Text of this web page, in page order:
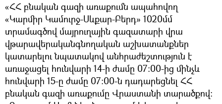
«ՀՀ բնական գազի առաքումն ապահովող
«Կարմիր Կամուրջ-Սևքար-Բերդ» 1020մմ
տրամագծով մայրուղային գազատարի վրա
վթարավերականգնողական աշխատանքներ
կատարելու նպատակով անհրաժեշտություն է
առաջացել հունվարի 14-ի ժամը 07:00-ից մինչև
հունվարի 15-ը ժամը 07:00-ն դադարեցնել ՀՀ
բնական գազի առաքումը Վրաստանի տարածքով: